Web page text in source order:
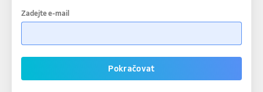
Zadejte e-mail
Pokračovat